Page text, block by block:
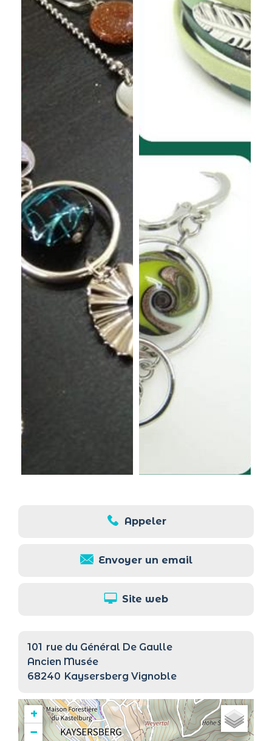
Appeler
Envoyer un email
Site web
101 rue du Général De Gaulle
Ancien Musée
68240 Kaysersberg Vignoble
+
−